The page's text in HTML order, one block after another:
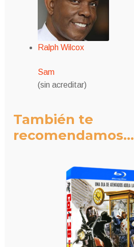
Ralph Wilcox
Sam
(sin acreditar)
También te
recomendamos…